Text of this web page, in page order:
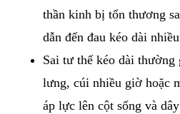
thần kinh bị tổn thương
dẫn đến đau kéo dài
Sai tư thế kéo dài
lưng, cúi nhiều giờ hoặc
áp lực lên cột sống và